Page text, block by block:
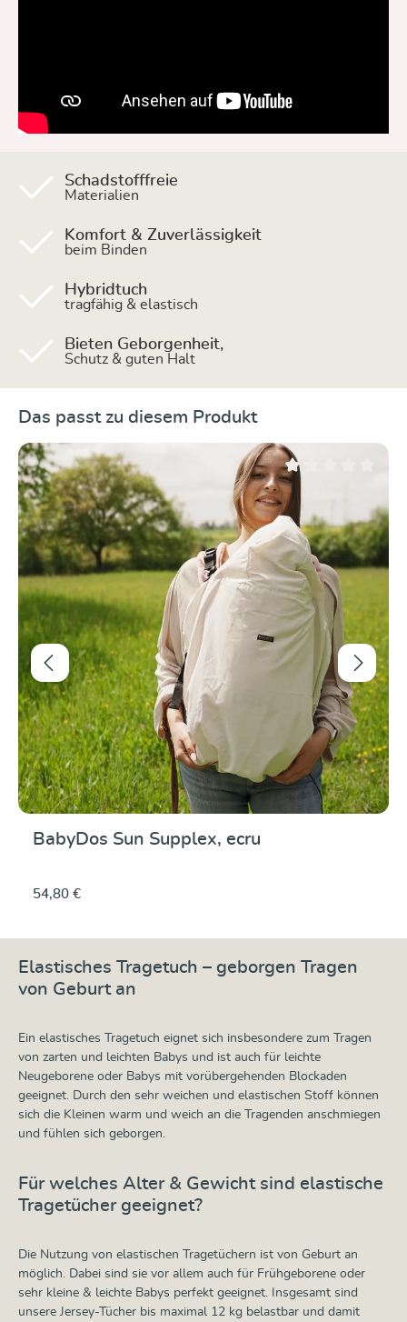
Schadstofffreie
Materialien
Komfort & Zuverlässigkeit
beim Binden
Hybridtuch
tragfähig & elastisch
Bieten Geborgenheit,
Schutz & guten Halt
Produktgalerie überspringen
Das passt zu diesem Produkt
Durchschnittliche
BabyDos Sun Supplex, ecru
54,80 €
Elastisches Tragetuch – geborgen Tragen
von Geburt an
Ein elastisches Tragetuch eignet sich insbesondere zum Tragen
von zarten und leichten Babys und ist auch für leichte
Neugeborene oder Babys mit vorübergehenden Blockaden
geeignet. Durch den sehr weichen und elastischen Stoff können
sich die Kleinen warm und weich an die Tragenden anschmiegen
und fühlen sich geborgen.
Für welches Alter & Gewicht sind elastische
Tragetücher geeignet?
Die Nutzung von elastischen Tragetüchern ist von Geburt an
möglich. Dabei sind sie vor allem auch für Frühgeborene oder
sehr kleine & leichte Babys perfekt geeignet. Insgesamt sind
unsere Jersey-Tücher bis maximal 12 kg belastbar und damit